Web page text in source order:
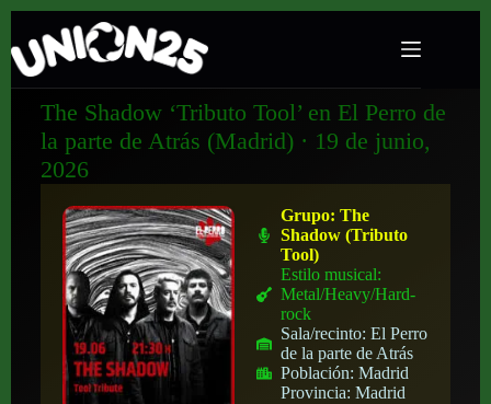
The Shadow ‘Tributo Tool’ en El Perro de
la parte de Atrás (Madrid) · 19 de junio,
2026
Grupo:The
Shadow (Tributo
Tool)
Estilo musical:
Metal/Heavy/Hard-
rock
Sala/recinto:El Perro
de la parte de Atrás
Población:Madrid
Provincia:Madrid